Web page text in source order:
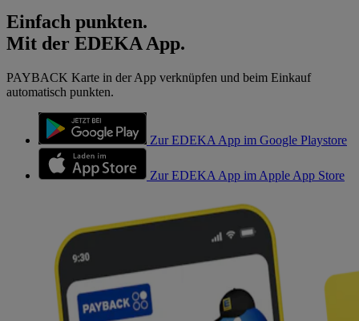
Einfach punkten.
Mit der EDEKA App.
PAYBACK Karte in der App verknüpfen und beim Einkauf
automatisch punkten.
Zur EDEKA App im Google Playstore
Zur EDEKA App im Apple App Store